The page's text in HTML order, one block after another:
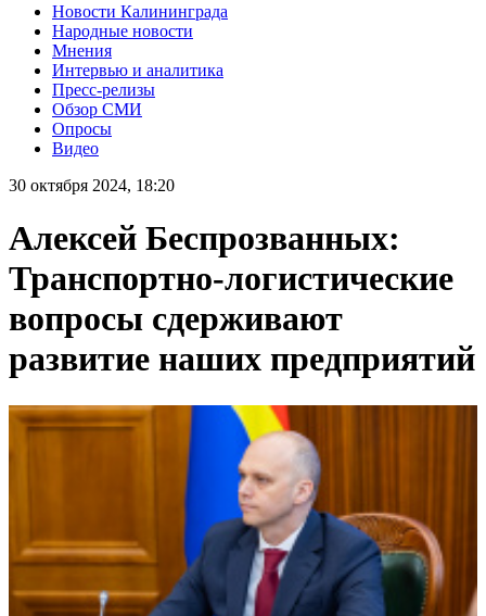
Новости Калининграда
Народные новости
Мнения
Интервью и аналитика
Пресс-релизы
Обзор СМИ
Опросы
Видео
30 октября 2024, 18:20
Алексей Беспрозванных:
Транспортно-логистические
вопросы сдерживают
развитие наших предприятий